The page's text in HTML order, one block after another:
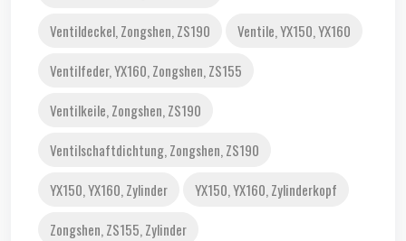
Ventildeckel, Zongshen, ZS190
Ventile, YX150, YX160
Ventilfeder, YX160, Zongshen, ZS155
Ventilkeile, Zongshen, ZS190
Ventilschaftdichtung, Zongshen, ZS190
YX150, YX160, Zylinder
YX150, YX160, Zylinderkopf
Zongshen, ZS155, Zylinder